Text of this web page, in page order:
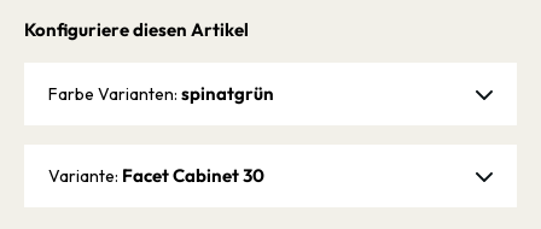
Konfiguriere diesen Artikel
Farbe Varianten: spinatgrün
Variante: Facet Cabinet 30